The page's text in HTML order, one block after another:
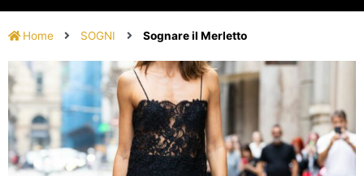
Home SOGNI Sognare il Merletto